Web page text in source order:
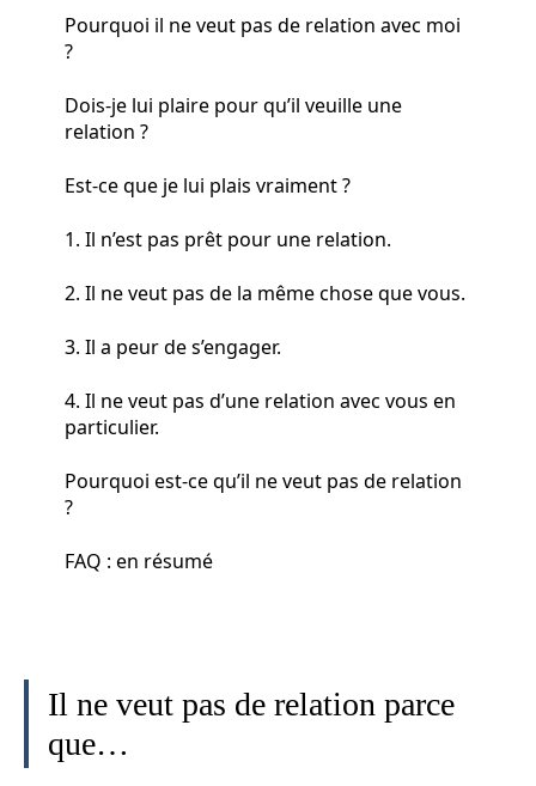
Pourquoi il ne veut pas de relation avec moi
?
Dois-je lui plaire pour qu’il veuille une
relation ?
Est-ce que je lui plais vraiment ?
1. Il n’est pas prêt pour une relation.
2. Il ne veut pas de la même chose que vous.
3. Il a peur de s’engager.
4. Il ne veut pas d’une relation avec vous en
particulier.
Pourquoi est-ce qu’il ne veut pas de relation
?
FAQ : en résumé
Il ne veut pas de relation parce
que…